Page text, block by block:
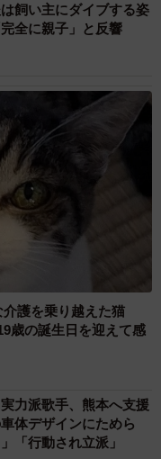
飼い主にダイブする姿
全に親子」と反響
介護を乗り越えた猫
歳の誕生日を迎えて感
力派歌手、熊本へ支援
体デザインにためら
「行動され立派」